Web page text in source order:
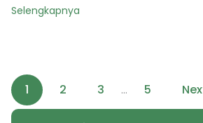
Selengkapnya
1 2 3 … 5